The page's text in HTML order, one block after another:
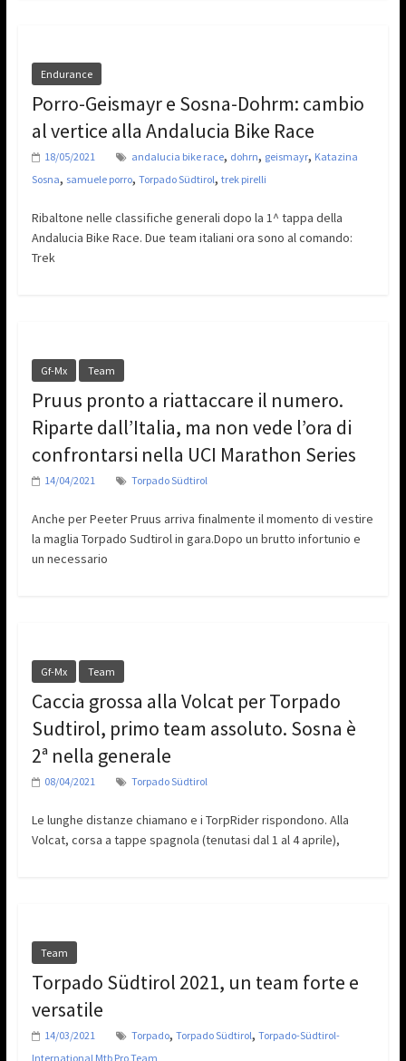
Endurance
Porro-Geismayr e Sosna-Dohrm: cambio
al vertice alla Andalucia Bike Race
18/05/2021 andalucia bike race, dohrn, geismayr, Katazina
Sosna, samuele porro, Torpado Südtirol, trek pirelli
Ribaltone nelle classifiche generali dopo la 1^ tappa della
Andalucia Bike Race. Due team italiani ora sono al comando:
Trek
Gf-Mx Team
Pruus pronto a riattaccare il numero.
Riparte dall’Italia, ma non vede l’ora di
confrontarsi nella UCI Marathon Series
14/04/2021 Torpado Südtirol
Anche per Peeter Pruus arriva finalmente il momento di vestire
la maglia Torpado Sudtirol in gara.Dopo un brutto infortunio e
un necessario
Gf-Mx Team
Caccia grossa alla Volcat per Torpado
Sudtirol, primo team assoluto. Sosna è
2ª nella generale
08/04/2021 Torpado Südtirol
Le lunghe distanze chiamano e i TorpRider rispondono. Alla
Volcat, corsa a tappe spagnola (tenutasi dal 1 al 4 aprile),
Team
Torpado Südtirol 2021, un team forte e
versatile
14/03/2021 Torpado, Torpado Südtirol, Torpado-Südtirol-
International Mtb Pro Team